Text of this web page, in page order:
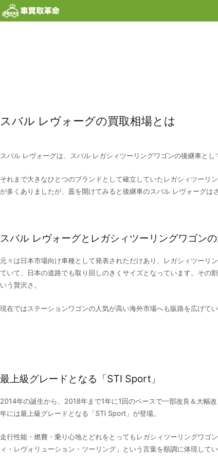
スバル レヴォーグの買取相場とは
スバル レヴォーグは、スバル レガシィツーリングワゴンの後継車と
それまで大きなひとつのブランドとして確立していたレガシィツーリ
が多くありましたが、蓋を開けてみると後継車のスバル レヴォーグ
スバル レヴォーグとレガシィツーリングワゴン
元々は日本市場向け車種として発表されただけあり、レガシィツー
ていて、日本の道路でも取り回しのきくサイズとなっています。その
いう贅沢さ。
現在ではステーションワゴンの人気が高い海外市場へも販路を広げて
最上級グレードとなる「STI Sport」
2014年の誕生から、2018年まで1年に1回のペースで一部改良＆大幅
年には最上級グレードとなる「STI Sport」が登場。
走行性能・燃費・乗り心地とどれをとってもレガシィツーリングワゴ
ィ・レヴォリューション・ツーリング」という言葉を順調に体現して